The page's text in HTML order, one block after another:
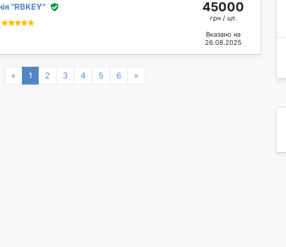
"RBKEY" 45000
грн / шт.
Вказано на
26.08.2025
« Previous
1 2 3 4 5 6 »